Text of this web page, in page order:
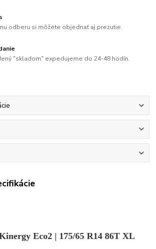
odberu si môžete objednať aj prezutie.
"skladom" expedujeme do 24-48 hodín.
Eco2 | 175/65 R14 86T XL